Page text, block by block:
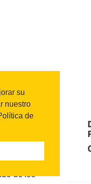
su
nuestro
de
de la
víctima
Rica, el
que estos
de los